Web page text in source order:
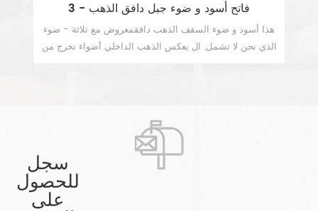
3 - فاتح أسود و ضوء جبل دافق الذهب
هذا أسود و ضوء السقف الذهب دافقمعروض مع ثلاثة - ضوء
الذي نحن لا تشمل. ال يعكس الذهب الداخلي أضواء تخرج من
سجل
للحصول
على